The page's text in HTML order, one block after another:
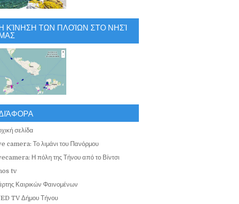
ΚΊΝΗΣΗ ΤΩΝ ΠΛΟΊΩΝ ΣΤΟ ΝΗΣΊ
σελίδα
camera: Το λιμάνι του Πανόρμου
Η πόλη της Τήνου από το Βίντσι
tv
Καιρικών Φαινομένων
TV Δήμου Τήνου